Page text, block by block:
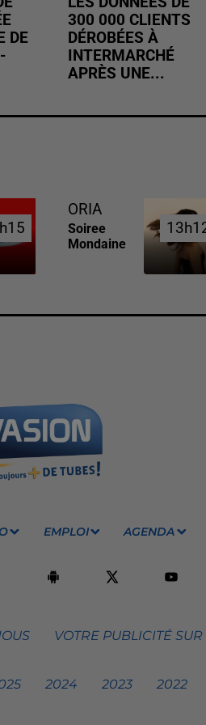
DE
300 000 CLIENTS
DÉROBÉES À
INTERMARCHÉ
APRÈS UNE...
ORIA
Soiree
Mondaine
EMPLOI AGENDA
VOTRE PUBLICITÉ
2024 2023 2022